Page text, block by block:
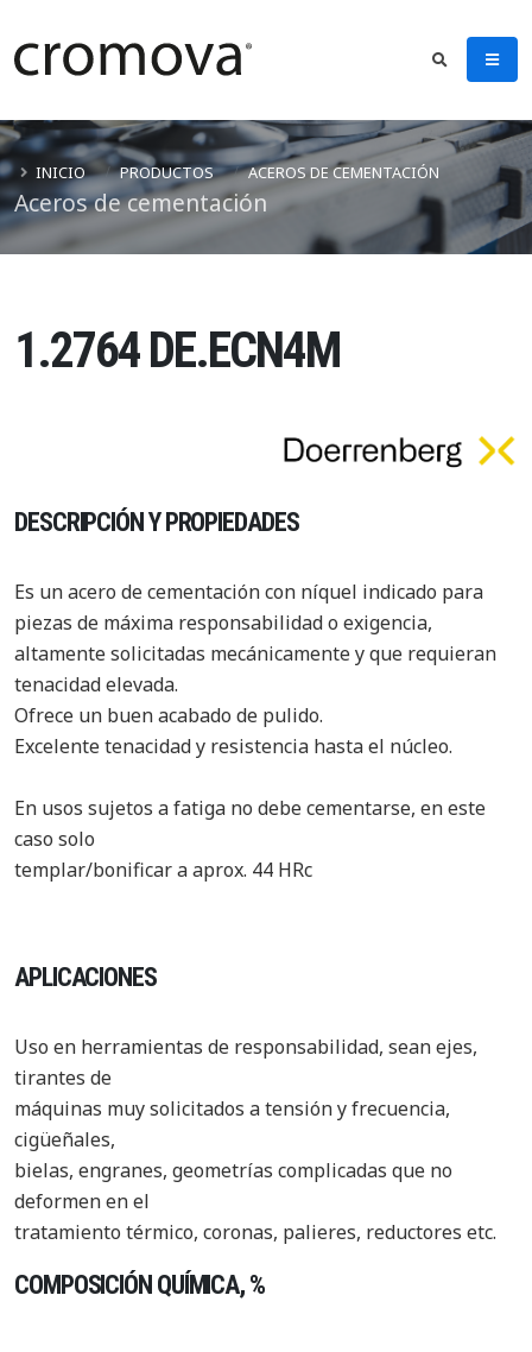
Aceros de cementación
INICIO PRODUCTOS ACEROS DE CEMENTACIÓN
1.2764 DE.ECN4M
DESCRIPCIÓN Y PROPIEDADES
Es un acero de cementación con níquel indicado para
piezas de máxima responsabilidad o exigencia,
altamente solicitadas mecánicamente y que requieran
tenacidad elevada.
Ofrece un buen acabado de pulido.
Excelente tenacidad y resistencia hasta el núcleo.
En usos sujetos a fatiga no debe cementarse, en este
caso solo
templar/bonificar a aprox. 44 HRc
APLICACIONES
Uso en herramientas de responsabilidad, sean ejes,
tirantes de
máquinas muy solicitados a tensión y frecuencia,
cigüeñales,
bielas, engranes, geometrías complicadas que no
deformen en el
tratamiento térmico, coronas, palieres, reductores etc.
COMPOSICIÓN QUÍMICA, %